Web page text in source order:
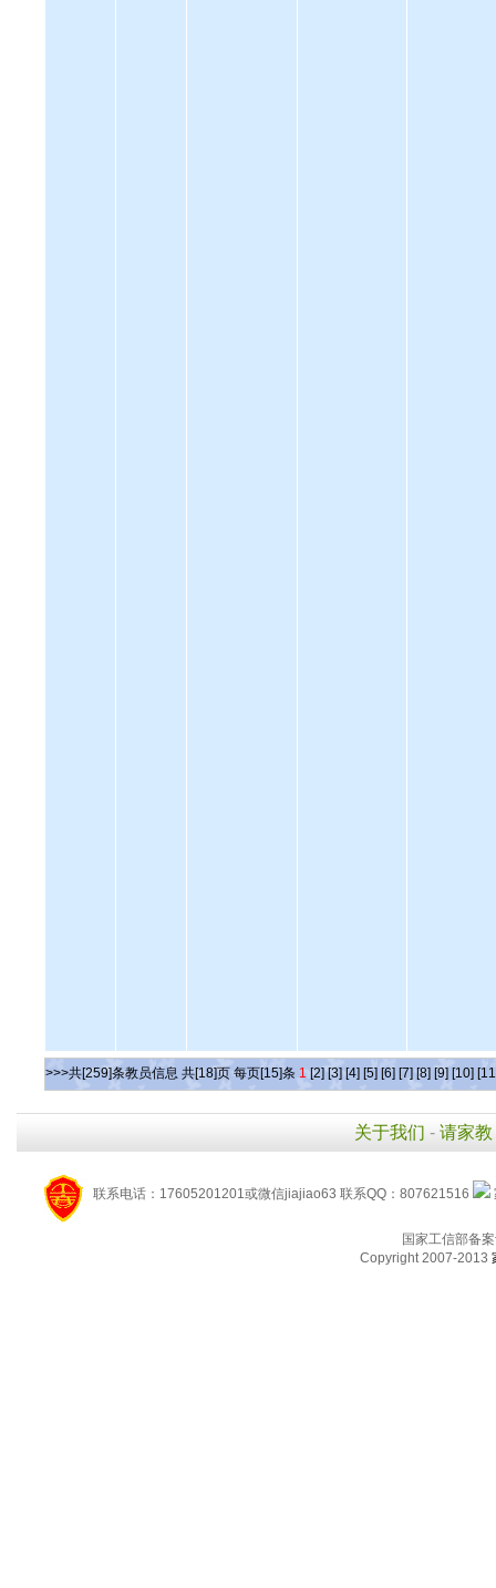
>>>共[259]条教员信息 共[18]页 每页[15]条 1 [2] [3] [4] [5] [6] [7] [8] [9] [10]
关于我们 - 请家教
联系电话：17605201201或微信jiajiao63 联系QQ：807621516
国家工信部备
Copyright 2007-2013